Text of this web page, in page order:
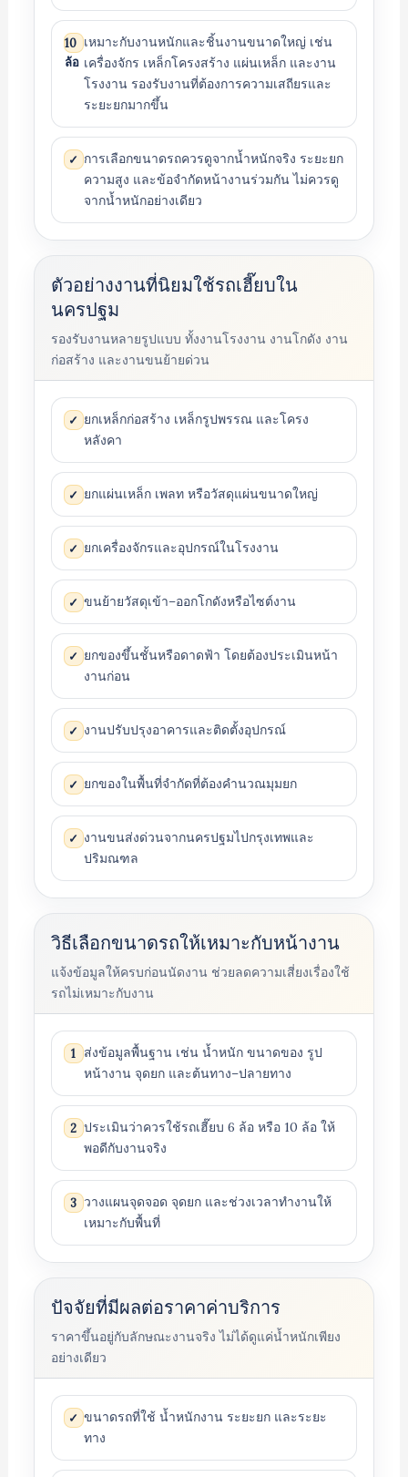
10
ล้อ
เหมาะกับงานหนักและชิ้นงานขนาดใหญ่ เช่น
เครื่องจักร เหล็กโครงสร้าง แผ่นเหล็ก และงาน
โรงงาน รองรับงานที่ต้องการความเสถียรและ
ระยะยกมากขึ้น
✓ การเลือกขนาดรถควรดูจากน้ำหนักจริง ระยะยก
ความสูง และข้อจำกัดหน้างานร่วมกัน ไม่ควรดู
จากน้ำหนักอย่างเดียว
ตัวอย่างงานที่นิยมใช้รถเฮี๊ยบใน
นครปฐม
รองรับงานหลายรูปแบบ ทั้งงานโรงงาน งานโกดัง งาน
ก่อสร้าง และงานขนย้ายด่วน
✓ ยกเหล็กก่อสร้าง เหล็กรูปพรรณ และโครง
หลังคา
✓ ยกแผ่นเหล็ก เพลท หรือวัสดุแผ่นขนาดใหญ่
✓ ยกเครื่องจักรและอุปกรณ์ในโรงงาน
✓ ขนย้ายวัสดุเข้า–ออกโกดังหรือไซต์งาน
✓ ยกของขึ้นชั้นหรือดาดฟ้า โดยต้องประเมินหน้า
งานก่อน
✓ งานปรับปรุงอาคารและติดตั้งอุปกรณ์
✓ ยกของในพื้นที่จำกัดที่ต้องคำนวณมุมยก
✓ งานขนส่งด่วนจากนครปฐมไปกรุงเทพและ
ปริมณฑล
วิธีเลือกขนาดรถให้เหมาะกับหน้างาน
แจ้งข้อมูลให้ครบก่อนนัดงาน ช่วยลดความเสี่ยงเรื่องใช้
รถไม่เหมาะกับงาน
1 ส่งข้อมูลพื้นฐาน เช่น น้ำหนัก ขนาดของ รูป
หน้างาน จุดยก และต้นทาง–ปลายทาง
2 ประเมินว่าควรใช้รถเฮี๊ยบ 6 ล้อ หรือ 10 ล้อ ให้
พอดีกับงานจริง
3 วางแผนจุดจอด จุดยก และช่วงเวลาทำงานให้
เหมาะกับพื้นที่
ปัจจัยที่มีผลต่อราคาค่าบริการ
ราคาขึ้นอยู่กับลักษณะงานจริง ไม่ได้ดูแค่น้ำหนักเพียง
อย่างเดียว
✓ ขนาดรถที่ใช้ น้ำหนักงาน ระยะยก และระยะ
ทาง